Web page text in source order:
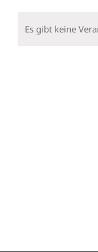
Hinweis
Es gibt keine